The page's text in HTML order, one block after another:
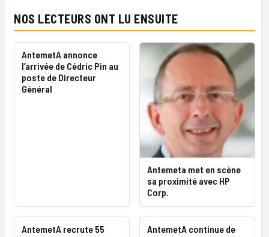
NOS LECTEURS ONT LU ENSUITE
AntemetA annonce
l’arrivée de Cédric Pin au
poste de Directeur
Général
Antemeta met en scène
sa proximité avec HP
Corp.
AntemetA recrute 55
AntemetA continue de